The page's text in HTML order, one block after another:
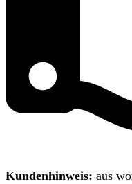
Kundenhinweis: aus